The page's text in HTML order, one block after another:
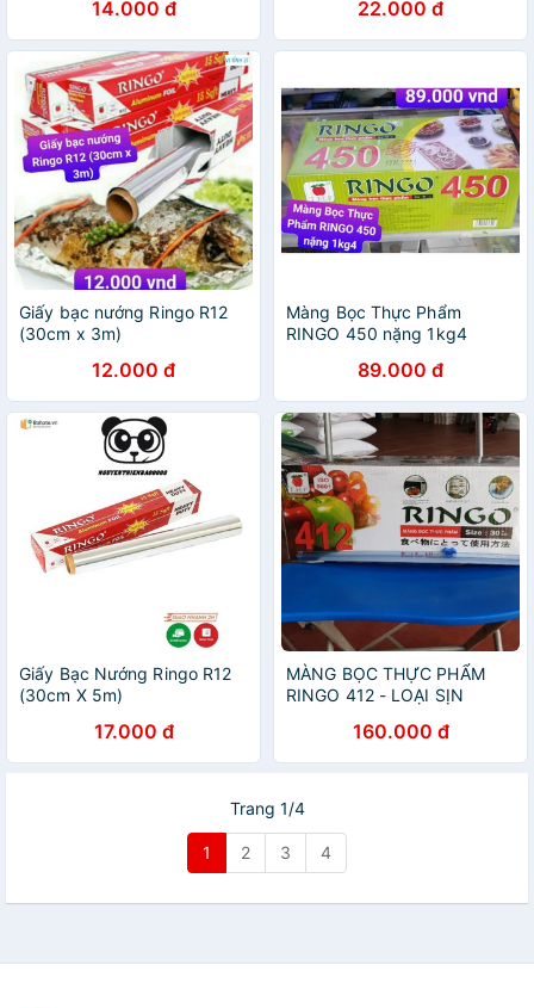
14.000 đ 22.000 đ
Giấy bạc nướng Ringo R12
(30cm x 3m)
12.000 đ
Màng Bọc Thực Phẩm
RINGO 450 nặng 1kg4
89.000 đ
Giấy Bạc Nướng Ringo R12
(30cm X 5m)
17.000 đ
MÀNG BỌC THỰC PHẨM
RINGO 412 - LOẠI SỊN
160.000 đ
Trang 1/4
1 2 3 4